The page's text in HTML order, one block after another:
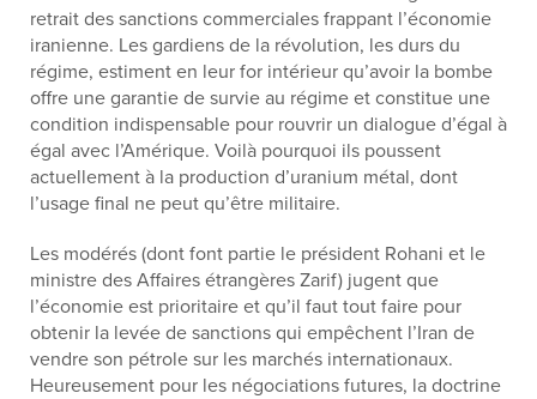
retrait des sanctions commerciales frappant l’économie
iranienne. Les gardiens de la révolution, les durs du
régime, estiment en leur for intérieur qu’avoir la bombe
offre une garantie de survie au régime et constitue une
condition indispensable pour rouvrir un dialogue d’égal à
égal avec l’Amérique. Voilà pourquoi ils poussent
actuellement à la production d’uranium métal, dont
l’usage final ne peut qu’être militaire.
Les modérés (dont font partie le président Rohani et le
ministre des Affaires étrangères Zarif) jugent que
l’économie est prioritaire et qu’il faut tout faire pour
obtenir la levée de sanctions qui empêchent l’Iran de
vendre son pétrole sur les marchés internationaux.
Heureusement pour les négociations futures, la doctrine